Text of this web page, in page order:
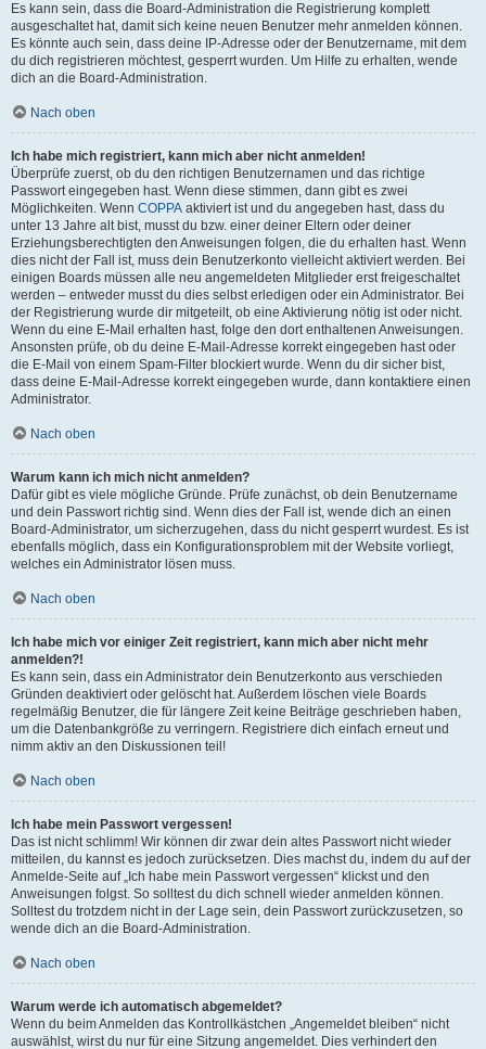
Es kann sein, dass die Board-Administration die Registrierung komplett
ausgeschaltet hat, damit sich keine neuen Benutzer mehr anmelden können.
Es könnte auch sein, dass deine IP-Adresse oder der Benutzername, mit dem
du dich registrieren möchtest, gesperrt wurden. Um Hilfe zu erhalten, wende
dich an die Board-Administration.
Nach oben
Ich habe mich registriert, kann mich aber nicht anmelden!
Überprüfe zuerst, ob du den richtigen Benutzernamen und das richtige
Passwort eingegeben hast. Wenn diese stimmen, dann gibt es zwei
Möglichkeiten. Wenn COPPA aktiviert ist und du angegeben hast, dass du
unter 13 Jahre alt bist, musst du bzw. einer deiner Eltern oder deiner
Erziehungsberechtigten den Anweisungen folgen, die du erhalten hast. Wenn
dies nicht der Fall ist, muss dein Benutzerkonto vielleicht aktiviert werden. Bei
einigen Boards müssen alle neu angemeldeten Mitglieder erst freigeschaltet
werden – entweder musst du dies selbst erledigen oder ein Administrator. Bei
der Registrierung wurde dir mitgeteilt, ob eine Aktivierung nötig ist oder nicht.
Wenn du eine E-Mail erhalten hast, folge den dort enthaltenen Anweisungen.
Ansonsten prüfe, ob du deine E-Mail-Adresse korrekt eingegeben hast oder
die E-Mail von einem Spam-Filter blockiert wurde. Wenn du dir sicher bist,
dass deine E-Mail-Adresse korrekt eingegeben wurde, dann kontaktiere einen
Administrator.
Nach oben
Warum kann ich mich nicht anmelden?
Dafür gibt es viele mögliche Gründe. Prüfe zunächst, ob dein Benutzername
und dein Passwort richtig sind. Wenn dies der Fall ist, wende dich an einen
Board-Administrator, um sicherzugehen, dass du nicht gesperrt wurdest. Es ist
ebenfalls möglich, dass ein Konfigurationsproblem mit der Website vorliegt,
welches ein Administrator lösen muss.
Nach oben
Ich habe mich vor einiger Zeit registriert, kann mich aber nicht mehr
anmelden?!
Es kann sein, dass ein Administrator dein Benutzerkonto aus verschieden
Gründen deaktiviert oder gelöscht hat. Außerdem löschen viele Boards
regelmäßig Benutzer, die für längere Zeit keine Beiträge geschrieben haben,
um die Datenbankgröße zu verringern. Registriere dich einfach erneut und
nimm aktiv an den Diskussionen teil!
Nach oben
Ich habe mein Passwort vergessen!
Das ist nicht schlimm! Wir können dir zwar dein altes Passwort nicht wieder
mitteilen, du kannst es jedoch zurücksetzen. Dies machst du, indem du auf der
Anmelde-Seite auf „Ich habe mein Passwort vergessen“ klickst und den
Anweisungen folgst. So solltest du dich schnell wieder anmelden können.
Solltest du trotzdem nicht in der Lage sein, dein Passwort zurückzusetzen, so
wende dich an die Board-Administration.
Nach oben
Warum werde ich automatisch abgemeldet?
Wenn du beim Anmelden das Kontrollkästchen „Angemeldet bleiben“ nicht
auswählst, wirst du nur für eine Sitzung angemeldet. Dies verhindert den